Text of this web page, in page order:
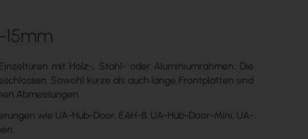
mit Holz-, Stahl- oder Aluminiumrahmen. Die
Sowohl kurze als auch lange Frontplatten sind
Abmessungen.
wie UA-Hub-Door, EAH-8, UA-Hub-Door-Mini, UA-